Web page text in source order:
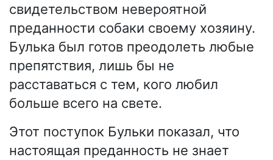
свидетельством невероятной
преданности собаки своему хозяину.
Булька был готов преодолеть любые
препятствия, лишь бы не
расставаться с тем, кого любил
больше всего на свете.
Этот поступок Бульки показал, что
настоящая преданность не знает